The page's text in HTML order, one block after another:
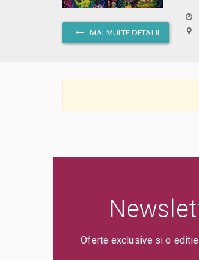
MAI MULTE DETALII
Oferte exclusive si o